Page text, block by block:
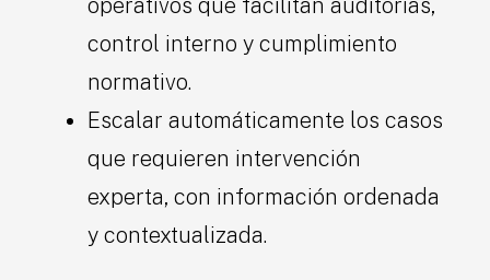
operativos que facilitan auditorías,
control interno y cumplimiento
normativo.
Escalar automáticamente los casos
que requieren intervención
experta, con información ordenada
y contextualizada.